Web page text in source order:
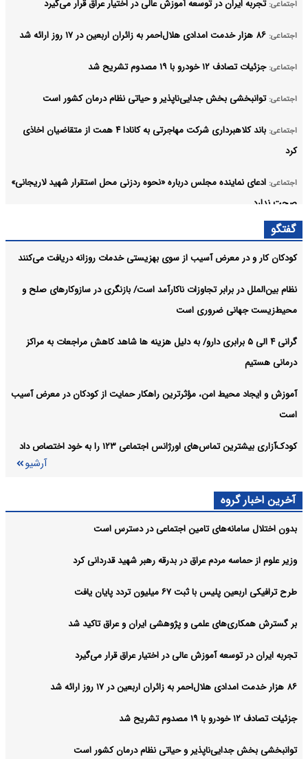
اجتماعی: تجربه ایران در توسعه آموزش عالی در اختیار عراق قرار می‌گیرد
اجتماعی: ۸۶ هزار خدمت امدادی هلال‌احمر به زائران اربعین در ۱۷ روز ارائه شد
اجتماعی: جزئیات تصادف ۱۲ خودرو با ۱۹ مصدوم تشریح شد
اجتماعی: توانبخشی بخش جدایی‌ناپذیر و حیاتی نظام درمان کشور است
اجتماعی:
باند کلاهبرداری شرکت مهاجرتی به کانادا ۴ همت از متقاضیان اخاذی
کرد
اجتماعی: ادعای نماینده مجلس درباره «نحوه ردزنی محل استقرار شهید لاریجانی»
صحت ندارد
گفتگو
کودکان کار و در معرض آسیب از سوی بهزیستی خدمات روزانه دریافت می‌کنند
نظام بین‌الملل در برابر تجاوزات ناکارآمد است/ بازنگری در سازوکارهای صلح و
محیط‌زیست جهانی ضروری است
گرانی ۴ الی ۵ برابری دارو/ به دلیل هزینه ها شاهد کاهش مراجعات به مراکز
درمانی هستیم
آموزش و ایجاد محیط امن، مؤثرترین راهکار حمایت از کودکان در معرض آسیب
است
کودک‌آزاری بیشترین تماس‌های اورژانس اجتماعی ۱۲۳ را به خود اختصاص داد
آرشیو
آخرین اخبار گروه
بدون اختلال سامانه‌های تامین اجتماعی در دسترس است
وزیر علوم از حماسه مردم عراق در بدرقه رهبر شهید قدردانی کرد
طرح ترافیکی اربعین پلیس با ثبت ۶۷ میلیون تردد پایان یافت
بر گسترش همکاری‌های علمی و پژوهشی ایران و عراق تاکید شد
تجربه ایران در توسعه آموزش عالی در اختیار عراق قرار می‌گیرد
۸۶ هزار خدمت امدادی هلال‌احمر به زائران اربعین در ۱۷ روز ارائه شد
جزئیات تصادف ۱۲ خودرو با ۱۹ مصدوم تشریح شد
توانبخشی بخش جدایی‌ناپذیر و حیاتی نظام درمان کشور است